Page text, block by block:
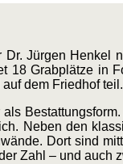
Jürgen Henkel
18 Grabplätze in
dem Friedhof teil.
Neben den
Dort sind
Zahl – und auch